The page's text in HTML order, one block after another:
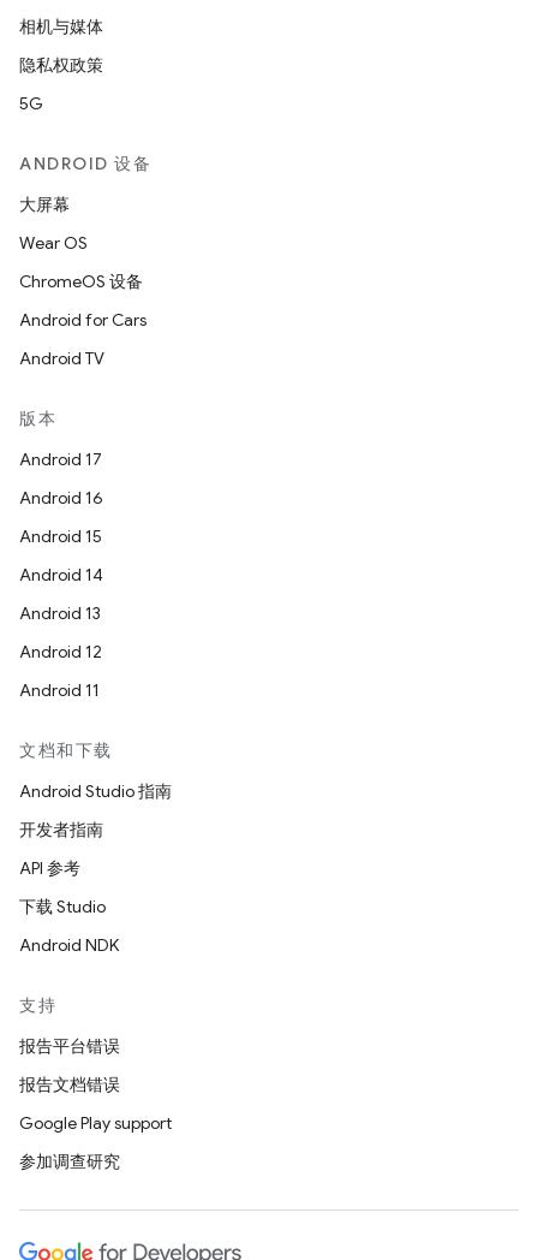
相机与媒体
隐私权政策
5G
ANDROID 设备
大屏幕
Wear OS
ChromeOS 设备
Android for Cars
Android TV
版本
Android 17
Android 16
Android 15
Android 14
Android 13
Android 12
Android 11
文档和下载
Android Studio 指南
开发者指南
API 参考
下载 Studio
Android NDK
支持
报告平台错误
报告文档错误
Google Play support
参加调查研究